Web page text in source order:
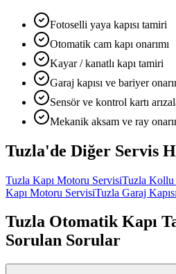
Fotoselli yaya kapısı tamiri
Otomatik cam kapı onarımı
Kayar / kanatlı kapı tamiri
Garaj kapısı ve bariyer
Sensör ve kontrol kartı
Mekanik aksam ve ray
Tuzla'de Diğer Servis
Tuzla Kapı Motoru ServisiTuzla Kollu
Kapı Motoru ServisiTuzla Garaj
Tuzla Otomatik Kapı
Sorulan Sorular